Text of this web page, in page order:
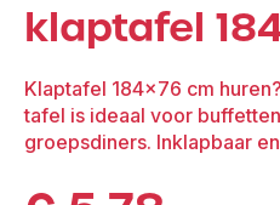
klaptafel
Klaptafel 184×76 cm
tafel is ideaal voor
groepsdiners. Inklapbaar